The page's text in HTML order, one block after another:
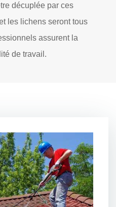
décuplée par ces
les lichens seront tous
assurent la
de travail.